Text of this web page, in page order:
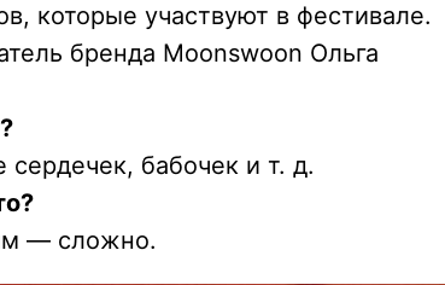
которые участвуют в фестивале.
бренда Moonswoon Ольга
бабочек и т. д.
— сложно.